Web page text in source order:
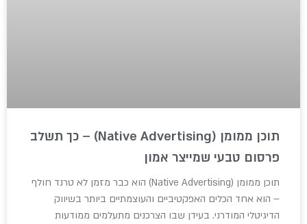
תוכן ממומן (Native Advertising) – כך תשלב
פרסום טבעי שמייצר אמון
תוכן ממומן (Native Advertising) הוא כבר מזמן לא טרנד חולף
– הוא אחד הכלים האפקטיביים והעוצמתיים ביותר בשיווק
הדיגיטלי המודרני. בעידן שבו הצרכנים מתעלמים ממודעות